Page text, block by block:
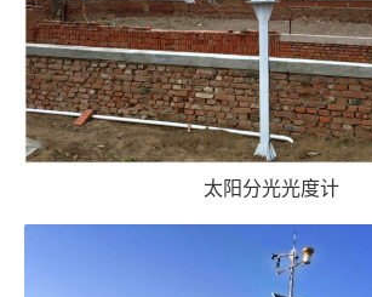
太阳分光光度计